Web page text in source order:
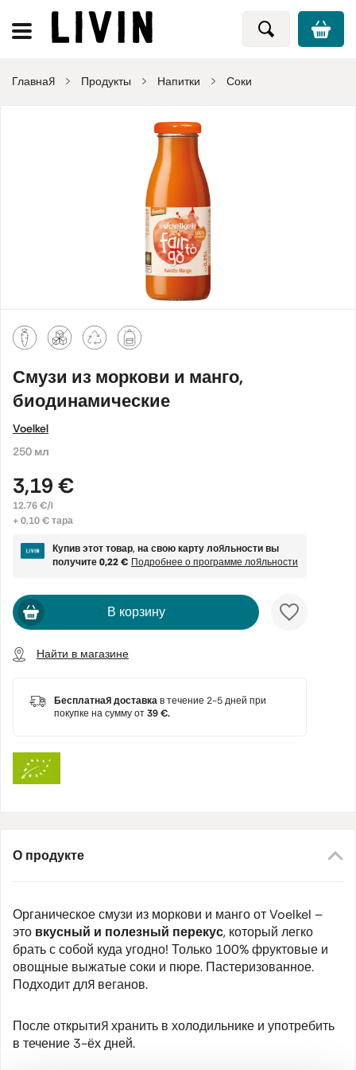
Главная Продукты Напитки Соки
Смузи из моркови и манго,
биодинамические
Voelkel
250 мл
3,19 €
12.76 €/l
+ 0,10 € тара
Купив этот товар, на свою карту лояльности вы
получите0,22 € Подробнее о программе лояльности
В корзину
Найти в магазине
Бесплатная доставкав течение 2-5 дней при
покупке на сумму от39 €.
О продукте
Органическое смузи из моркови и манго от Voelkel –
это вкусный и полезный перекус, который легко
брать с собой куда угодно! Только 100% фруктовые и
овощные выжатые соки и пюре. Пастеризованное.
Подходит для веганов.
После открытия хранить в холодильнике и употребить
в течение 3-ёх дней.